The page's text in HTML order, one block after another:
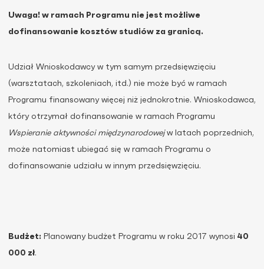
Uwaga! w ramach Programu nie jest możliwe
dofinansowanie kosztów studiów za granicą.
Udział Wnioskodawcy w tym samym przedsięwzięciu
(warsztatach, szkoleniach, itd.) nie może być w ramach
Programu finansowany więcej niż jednokrotnie. Wnioskodawca,
który otrzymał dofinansowanie w ramach Programu
Wspieranie aktywności międzynarodowejw latach poprzednich,
może natomiast ubiegać się w ramach Programu o
dofinansowanie udziału w innym przedsięwzięciu.
Budżet: Planowany budżet Programu w roku 2017 wynosi 40
000 zł.